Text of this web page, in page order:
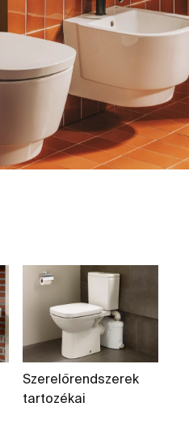
Szerelőrendszerek
tartozékai